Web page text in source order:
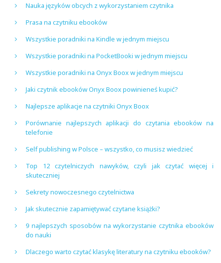
Nauka języków obcych z wykorzystaniem czytnika
Prasa na czytniku ebooków
Wszystkie poradniki na Kindle w jednym miejscu
Wszystkie poradniki na PocketBooki w jednym miejscu
Wszystkie poradniki na Onyx Boox w jednym miejscu
Jaki czytnik ebooków Onyx Boox powinieneś kupić?
Najlepsze aplikacje na czytniki Onyx Boox
Porównanie najlepszych aplikacji do czytania ebooków na
telefonie
Self publishing w Polsce – wszystko, co musisz wiedzieć
Top 12 czytelniczych nawyków, czyli jak czytać więcej i
skuteczniej
Sekrety nowoczesnego czytelnictwa
Jak skutecznie zapamiętywać czytane książki?
9 najlepszych sposobów na wykorzystanie czytnika ebooków
do nauki
Dlaczego warto czytać klasykę literatury na czytniku ebooków?